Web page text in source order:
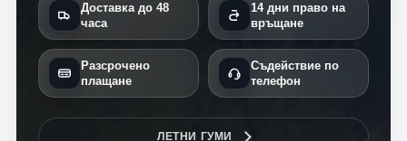
Доставка до 48
часа
14 дни право на
връщане
Разсрочено
плащане
Съдействие по
телефон
ЛЕТНИ ГУМИ